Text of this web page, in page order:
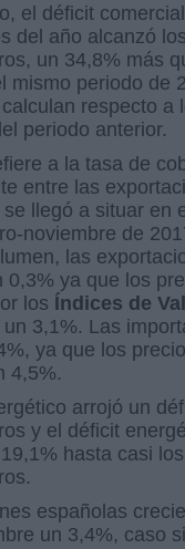
el déficit
del año alcanzó
un 34,8% más
mismo periodo de
respecto a
periodo anterior.
a la tasa de
entre las
llegó a situar en
noviembre de
las
0,3% ya que los
los Índices de
3,1%. Las
ya que los
4,5%.
arrojó un
y el déficit
hasta casi
españolas
un 3,4%, caso